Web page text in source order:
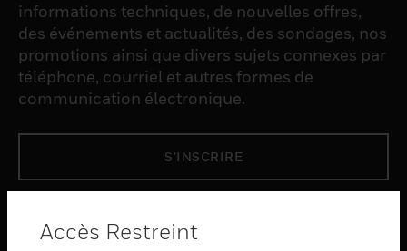
informations techniques, de nouvelles offres,
des événements et actualités, des sondages, nos
promotions ainsi que divers sujets connexes par
téléphone, courriel et autres formes de
communication électronique.
S'INSCRIRE
Accès Restreint